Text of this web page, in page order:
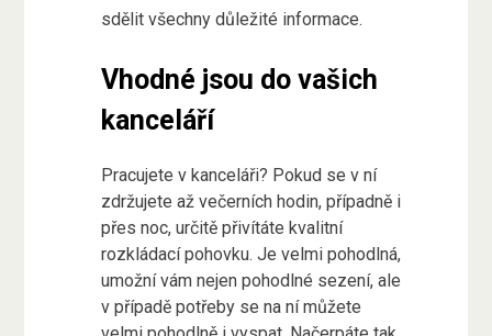
sdělit všechny důležité informace.
Vhodné jsou do vašich
kanceláří
Pracujete v kanceláři? Pokud se v ní
zdržujete až večerních hodin, případně i
přes noc, určitě přivítáte kvalitní
rozkládací pohovku. Je velmi pohodlná,
umožní vám nejen pohodlné sezení, ale
v případě potřeby se na ní můžete